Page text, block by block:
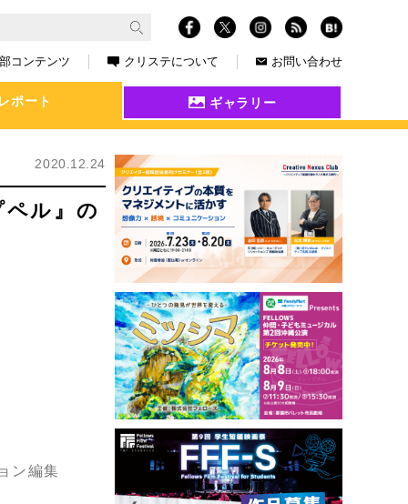
コンテンツ クリステについて お問い合わせ
レポート ギャラリー
2020.12.24
ル』の
ン編集